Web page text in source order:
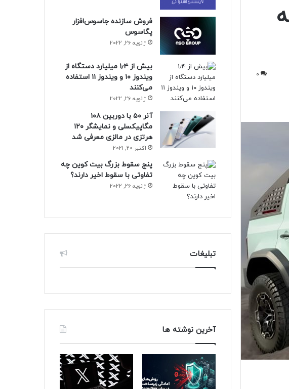
0
فروش سازنده جاسوس‌افزار
پگاسوس
ژانویه 26, 2022
بیش از ۱٫۴ میلیارد دستگاه از
ویندوز ۱۰ و ویندوز ۱۱ استفاده
می‌کنند
ژانویه 26, 2022
آنر ۵۰ با دوربین ۱۰۸
مگاپیکسلی و نمایشگر ۱۲۰
هرتزی در مالزی معرفی شد
اکتبر 20, 2021
پنج سقوط بزرگ بیت کوین چه
تفاوتی با سقوط اخیر دارند؟
ژانویه 26, 2022
تبلیغات
آخرین نوشته ها